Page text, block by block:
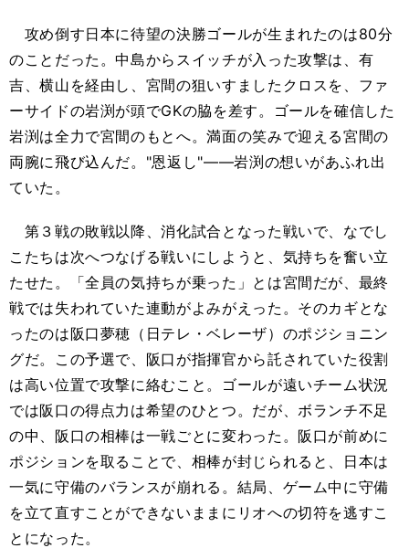
攻め倒す日本に待望の決勝ゴールが生まれたのは80分
のことだった。中島からスイッチが入った攻撃は、有
吉、横山を経由し、宮間の狙いすましたクロスを、ファ
ーサイドの岩渕が頭でGKの脇を差す。ゴールを確信した
岩渕は全力で宮間のもとへ。満面の笑みで迎える宮間の
両腕に飛び込んだ。"恩返し"――岩渕の想いがあふれ出
ていた。
第３戦の敗戦以降、消化試合となった戦いで、なでし
こたちは次へつなげる戦いにしようと、気持ちを奮い立
たせた。「全員の気持ちが乗った」とは宮間だが、最終
戦では失われていた連動がよみがえった。そのカギとな
ったのは阪口夢穂（日テレ・ベレーザ）のポジショニン
グだ。この予選で、阪口が指揮官から託されていた役割
は高い位置で攻撃に絡むこと。ゴールが遠いチーム状況
では阪口の得点力は希望のひとつ。だが、ボランチ不足
の中、阪口の相棒は一戦ごとに変わった。阪口が前めに
ポジションを取ることで、相棒が封じられると、日本は
一気に守備のバランスが崩れる。結局、ゲーム中に守備
を立て直すことができないままにリオへの切符を逃すこ
とになった。